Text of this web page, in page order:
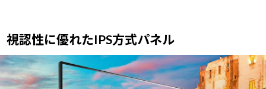
視認性に優れたIPS方式パネル